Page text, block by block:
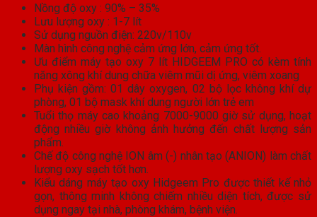
Nồng độ oxy : 90% – 35%
Lưu lượng oxy : 1-7 lít
Sử dụng nguồn điện: 220v/110v
Màn hình công nghệ cảm ứng lớn, cảm ứng tốt.
Ưu điểm máy tạo oxy 7 lít HIDGEEM PRO có kèm tính
năng xông khí dung chữa viêm mũi dị ứng, viêm xoang
Phụ kiện gồm: 01 dây oxygen, 02 bộ lọc không khí dự
phòng, 01 bộ mask khí dung người lớn trẻ em
Tuổi thọ máy cao khoảng 7000-9000 giờ sử dụng, hoạt
động nhiều giờ không ảnh hưởng đến chất lượng sản
phẩm.
Chế độ công nghệ ION âm (-) nhân tạo (ANION) làm chất
lượng oxy sạch tốt hơn.
Kiểu dáng máy tạo oxy Hidgeem Pro được thiết kế nhỏ
gọn, thông minh không chiếm nhiều diện tích, được sử
dụng ngay tại nhà, phòng khám, bệnh viện.